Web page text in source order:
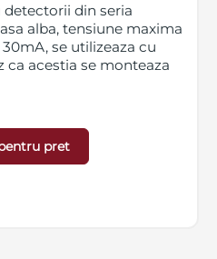
din seria
alba, tensiune maxima
se utilizeaza cu
ca acestia se monteaza
pret